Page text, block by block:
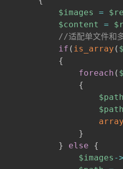
$images
=
$content
=
//适配单文件和
if ( is_array (
{
foreach (
{
$path
$path
}
}
else
{
$images ->